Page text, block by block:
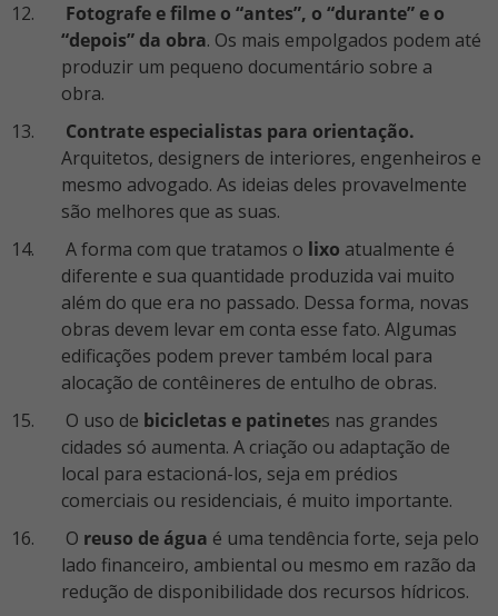
Fotografe e filme o “antes”, o “durante” e o
“depois” da obra. Os mais empolgados podem até
produzir um pequeno documentário sobre a
obra.
Contrate especialistas para orientação.
Arquitetos, designers de interiores, engenheiros e
mesmo advogado. As ideias deles provavelmente
são melhores que as suas.
A forma com que tratamos o lixo atualmente é
diferente e sua quantidade produzida vai muito
além do que era no passado. Dessa forma, novas
obras devem levar em conta esse fato. Algumas
edificações podem prever também local para
alocação de contêineres de entulho de obras.
O uso de bicicletas e patinetes nas grandes
cidades só aumenta. A criação ou adaptação de
local para estacioná-los, seja em prédios
comerciais ou residenciais, é muito importante.
O reuso de água é uma tendência forte, seja pelo
lado financeiro, ambiental ou mesmo em razão da
redução de disponibilidade dos recursos hídricos.